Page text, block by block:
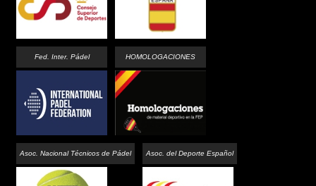
Fed. Inter. Pádel HOMOLOGACIONES
Asoc. Nacional Técnicos de Pádel Asoc. del Deporte Español